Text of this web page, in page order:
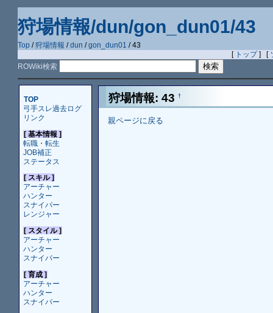
狩場情報/dun/gon_dun01/43
Top /狩場情報 /dun /gon_dun01 / 43
[ トップ] [
ROWiki検索
TOP
弓手スレ過去ログ
リンク
[ 基本情報 ]
転職・転生
JOB補正
ステータス
[ スキル ]
アーチャー
ハンター
スナイパー
レンジャー
[ スタイル ]
アーチャー
ハンター
スナイパー
[ 育成 ]
アーチャー
ハンター
スナイパー
狩場情報: 43 †
親ページに戻る